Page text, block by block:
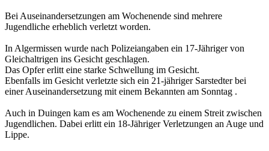
Bei Auseinandersetzungen am Wochenende sind mehrere
Jugendliche erheblich verletzt worden.
In Algermissen wurde nach Polizeiangaben ein 17-Jähriger von
Gleichaltrigen ins Gesicht geschlagen.
Das Opfer erlitt eine starke Schwellung im Gesicht.
Ebenfalls im Gesicht verletzte sich ein 21-jähriger Sarstedter bei
einer Auseinandersetzung mit einem Bekannten am Sonntag .
Auch in Duingen kam es am Wochenende zu einem Streit zwischen
Jugendlichen. Dabei erlitt ein 18-Jähriger Verletzungen an Auge und
Lippe.